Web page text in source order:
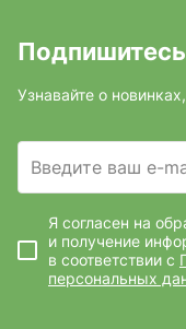
Узнавайте о
Введите ваш e-
Я согласен на
и получение
в соответствии с
персональных